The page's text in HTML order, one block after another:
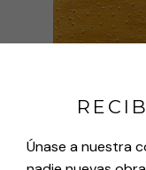
Únase a nuestra